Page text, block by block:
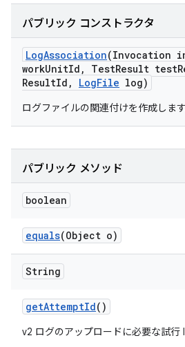
パブリック コンストラクタ
LogAssociation(Invocation
workUnitId , TestResult test
ResultId , LogFile log)
ログファイルの関連付けを作成します
パブリック メソッド
boolean
equals(Object o)
String
getAttemptId()
v2 ログのアップロードに必要な試行